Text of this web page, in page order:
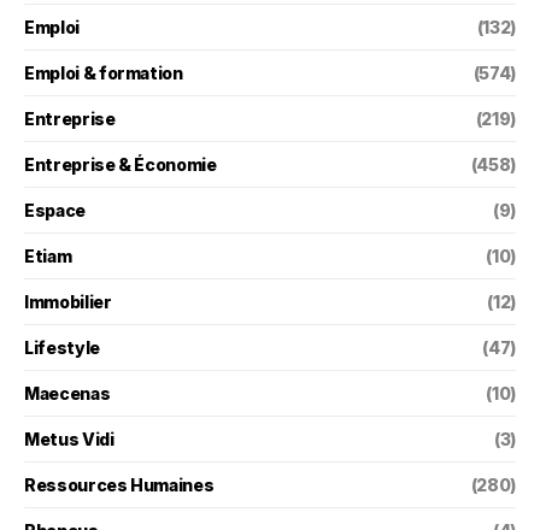
Emploi (132)
Emploi & formation (574)
Entreprise (219)
Entreprise & Économie (458)
Espace (9)
Etiam (10)
Immobilier (12)
Lifestyle (47)
Maecenas (10)
Metus Vidi (3)
Ressources Humaines (280)